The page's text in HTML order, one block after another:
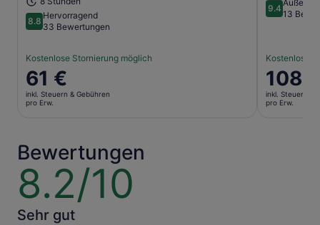
8.88.8 von 10
Hervorragend
33 Bewertungen
Kostenlose Stornierung möglich
Der
Preis
beträgt
Erw.
61 €
inkl. Steuern & Gebühren
pro Erw.
9.49.4 von 10
13
Kostenlose
Der
Preis
beträgt
108
inkl. Steuern &
pro Erw.
Bewertungen
8.2/10
8.2
von
10
Sehr gut